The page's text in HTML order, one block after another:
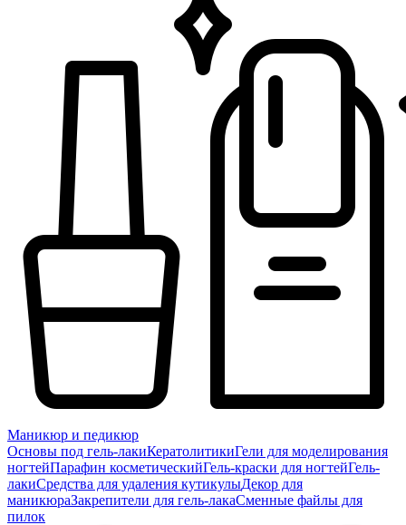
Маникюр и педикюр
Основы под гель-лакиКератолитикиГели для моделирования
ногтейПарафин косметическийГель-краски для ногтейГель-
лакиСредства для удаления кутикулыДекор для
маникюраЗакрепители для гель-лакаСменные файлы для
пилок